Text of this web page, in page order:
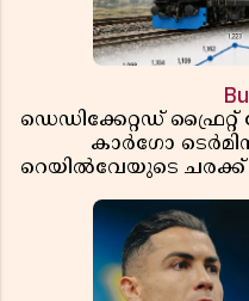
ഡെഡിക്കേറ്റഡ്
കാർഗോ
റെയിൽവേയുടെ